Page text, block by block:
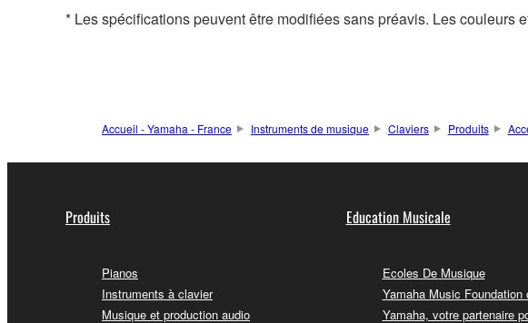
* Les spécifications peuvent être modifiées sans préavis. Les
Accueil - Yamaha - France Instruments de musique Claviers Produits
Produits
Pianos
Instruments à clavier
Musique et production audio
Education Musicale
Ecoles De Musique
Yamaha Music Foundation
Yamaha, votre partenaire